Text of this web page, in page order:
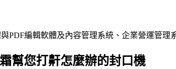
PDF編輯軟體及內容管理系統、企業營運管理
幫您打鼾怎麼辦的封口機